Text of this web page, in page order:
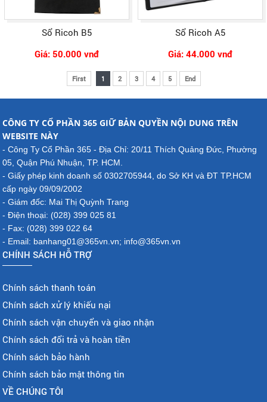
Sổ Ricoh B5
Giá: 50.000 vnđ
Sổ Ricoh A5
Giá: 44.000 vnđ
First 1 2 3 4 5 End
CÔNG TY CỔ PHẦN 365 GIỮ BẢN QUYỀN NỘI DUNG TRÊN
WEBSITE NÀY
- Công Ty Cổ Phần 365 - Địa Chỉ: 20/11 Thích Quảng Đức, Phường
05, Quận Phú Nhuận, TP. HCM.
- Giấy phép kinh doanh số 0302705944, do Sở KH và ĐT TP.HCM
cấp ngày 09/09/2002
- Giám đốc: Mai Thị Quỳnh Trang
- Điện thoại: (028) 399 025 81
- Fax: (028) 399 022 64
- Email: banhang01@365vn.vn; info@365vn.vn
CHÍNH SÁCH HỖ TRỢ
Chính sách thanh toán
Chính sách xử lý khiếu nại
Chính sách vận chuyển và giao nhận
Chính sách đổi trả và hoàn tiền
Chính sách bảo hành
Chính sách bảo mật thông tin
VỀ CHÚNG TÔI